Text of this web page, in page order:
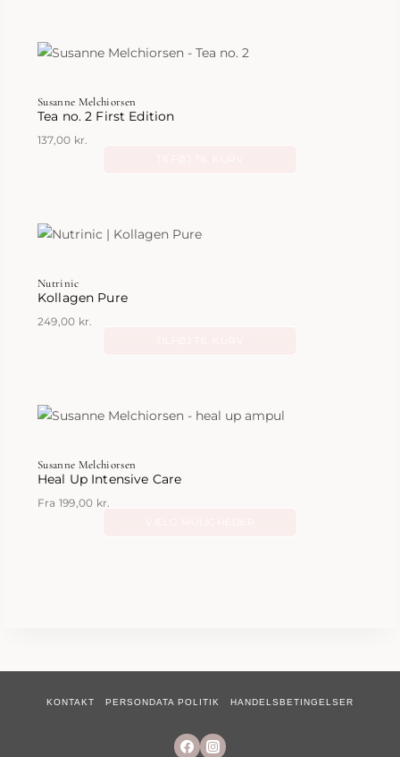
Susanne Melchiorsen
Tea no. 2 First Edition
137,00 kr.
Nutrinic
Kollagen Pure
249,00 kr.
Susanne Melchiorsen
Heal Up Intensive Care
Fra 199,00 kr.
kan
vælges
KONTAKT PERSONDATA POLITIK HANDELSBETINGELSER